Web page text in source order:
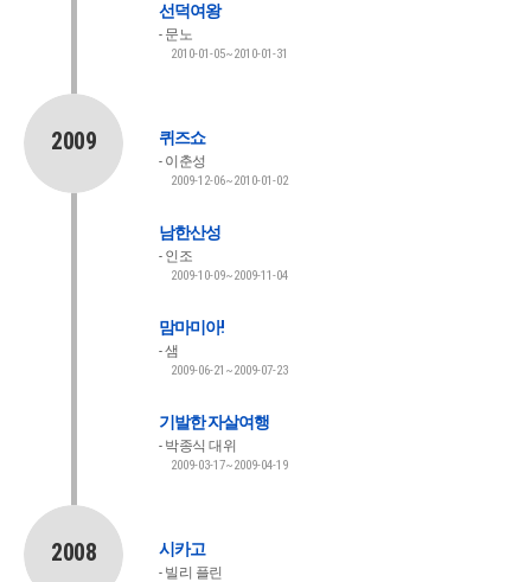
선덕여왕
문노
2010-01-05~2010-01-31
2009 퀴즈쇼
이춘성
2009-12-06~2010-01-02
남한산성
인조
2009-10-09~2009-11-04
맘마미아!
샘
2009-06-21~2009-07-23
기발한 자살여행
박종식 대위
2009-03-17~2009-04-19
2008 시카고
빌리 플린